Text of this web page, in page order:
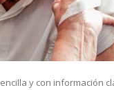
y con información